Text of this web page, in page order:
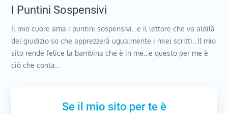
I Puntini Sospensivi
Il mio cuore ama i puntini sospensivi…e il lettore che va aldilà
del giudizio so che apprezzerà ugualmente i miei scritti…Il mio
sito rende felice la bambina che è in me…e questo per me è
ciò che conta…
Se il mio sito per te è